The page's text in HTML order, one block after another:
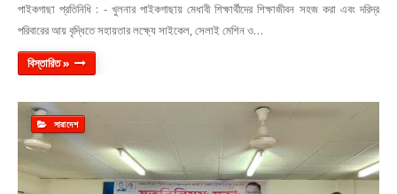
পাইকগাছা প্রতিনিধি : - খুলনার পাইকগাছায় মেধাবী শিক্ষার্থীদের শিক্ষাজীবন সহজ করা এবং দরিদ্র
পরিবারের আয় বৃদ্ধিতে সহায়তার লক্ষ্যে সাইকেল, সেলাই মেশিন ও…
বিস্তারিত »
সারাদেশ